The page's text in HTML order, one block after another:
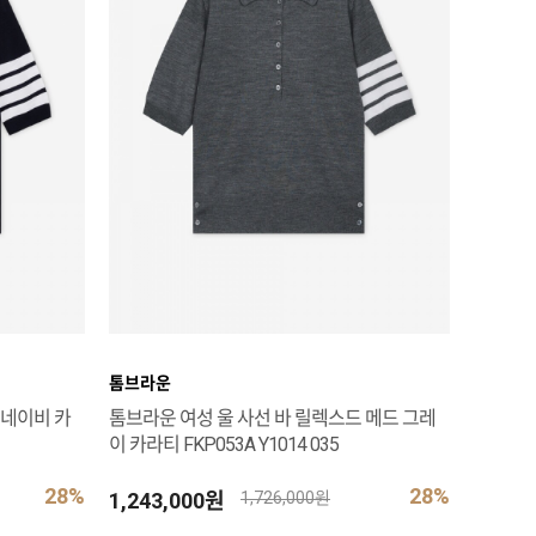
이비 카
28%
톰브라운
톰브라운 여성 울 사선 바 릴렉스드 메드 그레
이 카라티 FKP053A Y1014 035
1,243,000원 28%
1,726,000원